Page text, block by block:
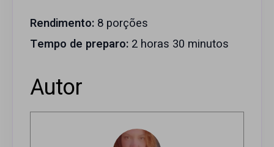
Rendimento: 8 porções
Tempo de preparo: 2 horas 30 minutos
Autor